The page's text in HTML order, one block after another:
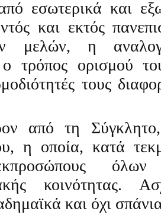
από εσωτερικά και
και εκτός
μελών, η
ο τρόπος ορισμού
τους
από τη
η οποία, κατά
κοινότητας.
και όχι